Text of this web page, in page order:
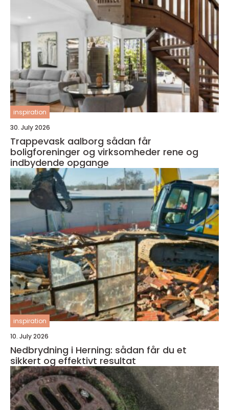
inspiration
30. July 2026
Trappevask aalborg sådan får
boligforeninger og virksomheder rene og
indbydende opgange
inspiration
10. July 2026
Nedbrydning i Herning: sådan får du et
sikkert og effektivt resultat